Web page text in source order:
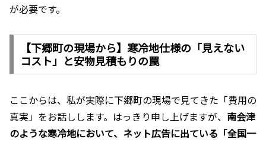
が必要です。
【下郷町の現場から】寒冷地仕様の「見えない
コスト」と安物見積もりの罠
ここからは、私が実際に下郷町の現場で見てきた「費用の
真実」をお話しします。はっきり申し上げますが、 南会津
のような寒冷地において、ネット広告に出ている「全国一